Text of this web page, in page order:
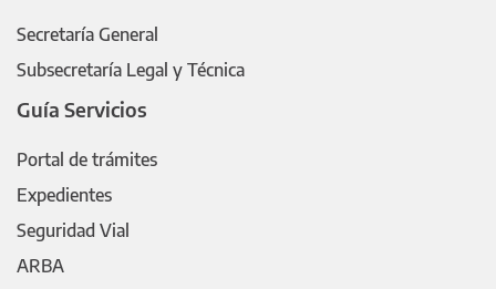
Secretaría General
Subsecretaría Legal y Técnica
Guía Servicios
Portal de trámites
Expedientes
Seguridad Vial
ARBA